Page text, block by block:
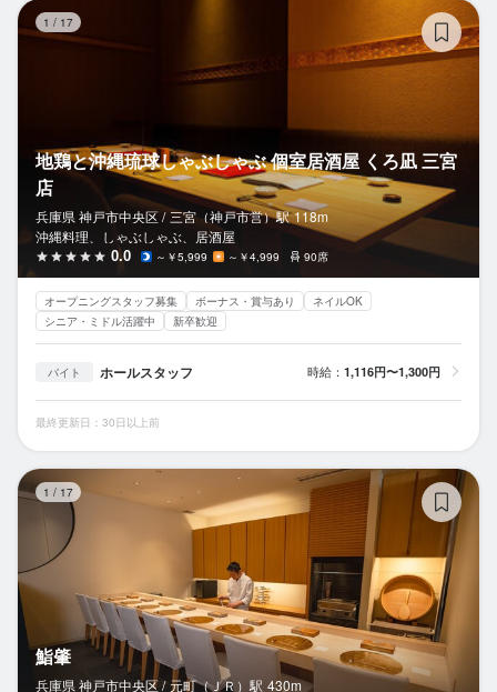
1 / 17
地鶏と沖縄琉球しゃぶしゃぶ 個室居酒屋 くろ凪 三宮
店
兵庫県 神戸市中央区 / 三宮（神戸市営）駅 118m
沖縄料理、しゃぶしゃぶ、居酒屋
0.0 ～￥5,999 ～￥4,999 90席
オープニングスタッフ募集 ボーナス・賞与あり
ネイルOK
シニア・ミドル活躍中
新卒歓迎
バイト ホールスタッフ 時給： 1,116円〜1,300円
最終更新日：30日以上前
1 / 17
鮨肇
兵庫県 神戸市中央区 / 元町（ＪＲ） 駅 430m